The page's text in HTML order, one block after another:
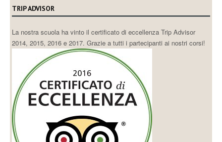
TRIP ADVISOR
La nostra scuola ha vinto il certificato di eccellenza Trip Advisor
2014, 2015, 2016 e 2017. Grazie a tutti i partecipanti ai nostri corsi!